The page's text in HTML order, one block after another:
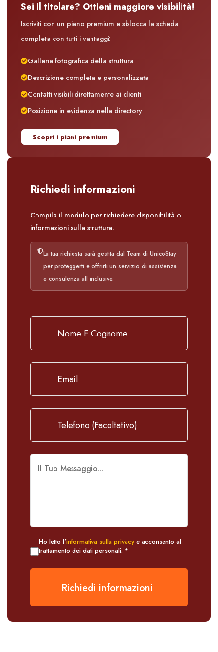
Sei il titolare? Ottieni maggiore visibilità!
Iscriviti con un piano premium e sblocca la scheda
completa con tutti i vantaggi:
Galleria fotografica della struttura
Descrizione completa e personalizzata
Contatti visibili direttamente ai clienti
Posizione in evidenza nella directory
Scopri i piani premium
Richiedi informazioni
Compila il modulo per richiedere disponibilità o
informazioni sulla struttura.
La tua richiesta sarà gestita dal Team di UnicoStay
per proteggerti e offrirti un servizio di assistenza
e consulenza all inclusive.
Ho letto l'informativa sulla privacy e acconsento al
trattamento dei dati personali. *
Richiedi informazioni